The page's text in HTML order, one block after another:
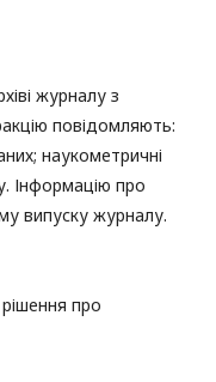
журналу з
повідомляють:
наукометричні
Інформацію про
випуску журналу.
про